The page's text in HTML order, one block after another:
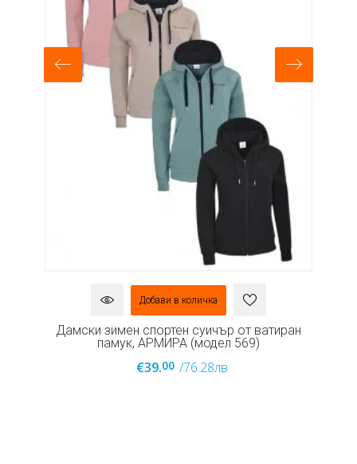
Добави в количка
Дамски зимен спортен суичър от ватиран
памук, АРМИРА (модел 569)
€39.00 /76.28лв